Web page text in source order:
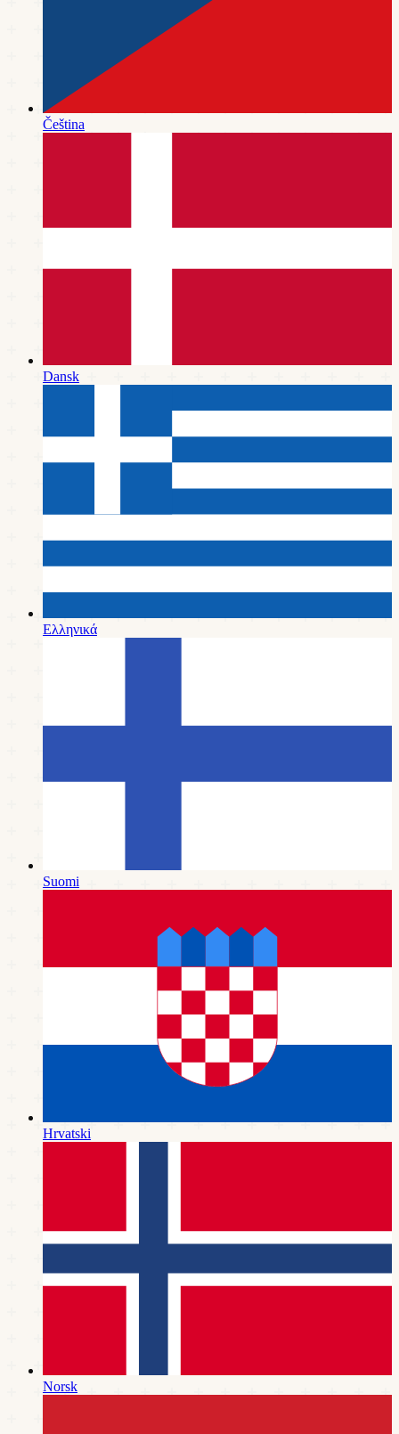
Čeština
Dansk
Ελληνικά
Suomi
Hrvatski
Norsk